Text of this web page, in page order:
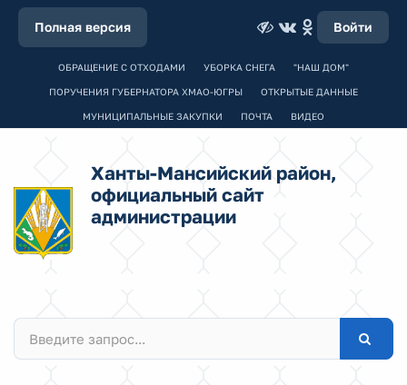
Полная версия Войти
ОБРАЩЕНИЕ С ОТХОДАМИ УБОРКА СНЕГА "НАШ ДОМ"
ПОРУЧЕНИЯ ГУБЕРНАТОРА ХМАО-ЮГРЫ ОТКРЫТЫЕ ДАННЫЕ
МУНИЦИПАЛЬНЫЕ ЗАКУПКИ ПОЧТА ВИДЕО
Ханты-Мансийский район,
официальный сайт
администрации